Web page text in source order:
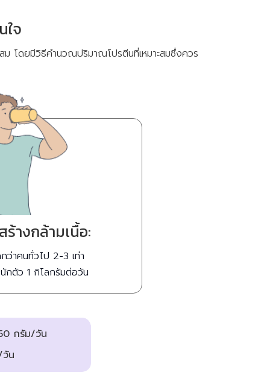
ใจ
ม โดยมีวิธีคำนวณปริมาณโปรตีนที่เหมาะสมซึ่งควร
างกล้ามเนื้อ:
ว่าคนทั่วไป 2-3 เท่า
ตัว 1 กิโลกรัมต่อวัน
กรัม/วัน
วัน